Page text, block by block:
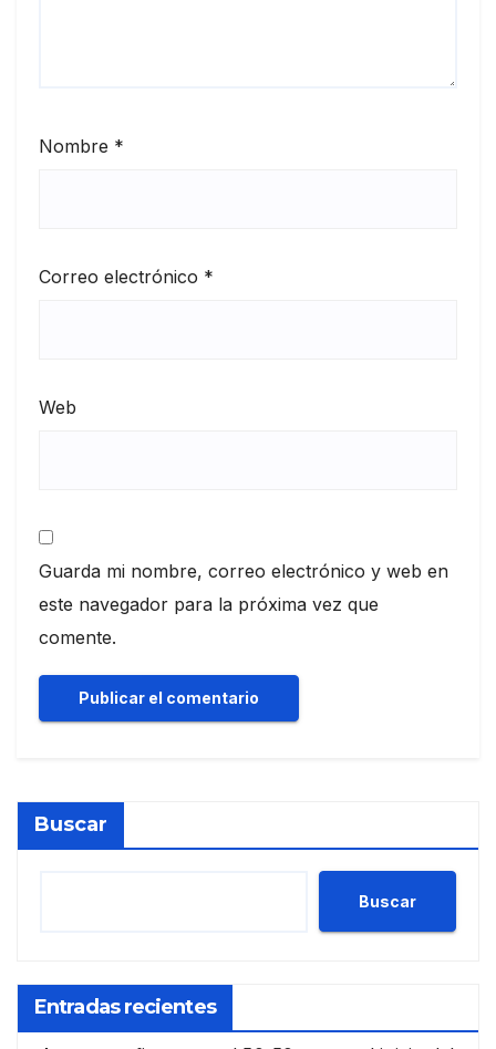
Nombre *
Correo electrónico *
Web
Guarda mi nombre, correo electrónico y web en
este navegador para la próxima vez que
comente.
Buscar
Buscar
Entradas recientes